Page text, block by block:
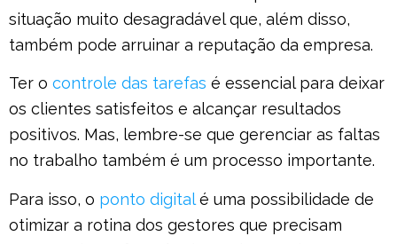
situação muito desagradável que, além disso,
também pode arruinar a reputação da empresa.
Ter o controle das tarefas é essencial para deixar
os clientes satisfeitos e alcançar resultados
positivos. Mas, lembre-se que gerenciar as faltas
no trabalho também é um processo importante.
Para isso, o ponto digitalé uma possibilidade de
otimizar a rotina dos gestores que precisam